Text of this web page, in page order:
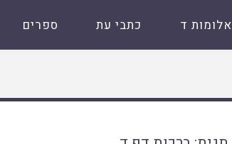
אלומות ד כתבי עת ספרים